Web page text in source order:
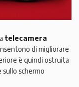
telecamera
di migliorare
è quindi ostruita
schermo